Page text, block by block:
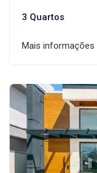
3 Quartos
Mais informações